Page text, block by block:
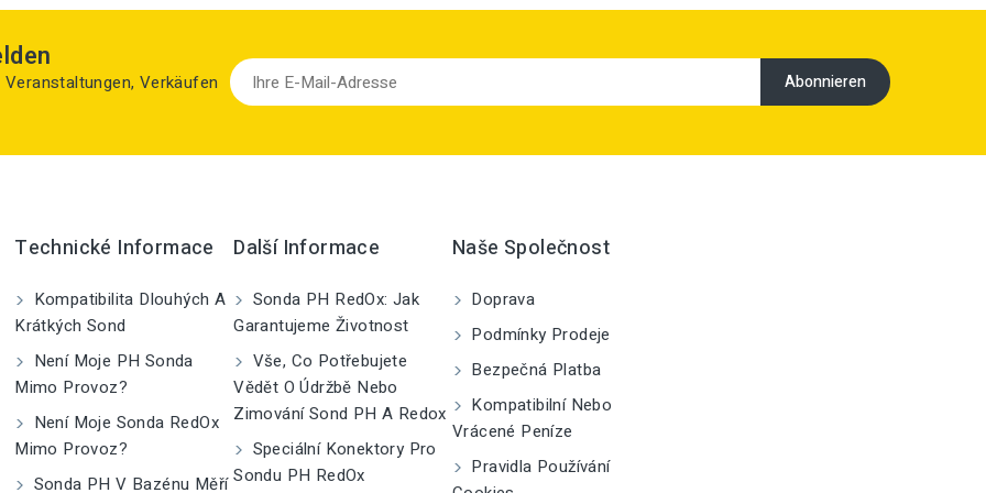
Verkäufen
Technické Informace
Kompatibilita Dlouhých A
Krátkých Sond
Není Moje PH Sonda
Mimo Provoz?
Není Moje Sonda RedOx
Mimo Provoz?
Sonda PH V Bazénu Měří
Další Informace
Sonda PH RedOx: Jak
Garantujeme Životnost
Vše, Co Potřebujete
Vědět O Údržbě Nebo
Zimování Sond PH A Redox
Speciální Konektory Pro
Sondu PH RedOx
Naše Společnost
Doprava
Podmínky Prodeje
Bezpečná Platba
Kompatibilní Nebo
Vrácené Peníze
Pravidla Používání